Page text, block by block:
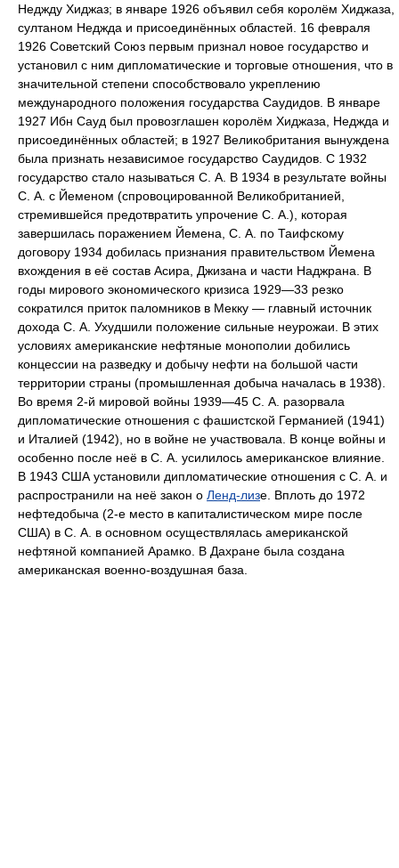
Неджду Хиджаз; в январе 1926 объявил себя королём Хиджаза,
султаном Неджда и присоединённых областей. 16 февраля
1926 Советский Союз первым признал новое государство и
установил с ним дипломатические и торговые отношения, что в
значительной степени способствовало укреплению
международного положения государства Саудидов. В январе
1927 Ибн Сауд был провозглашен королём Хиджаза, Неджда и
присоединённых областей; в 1927 Великобритания вынуждена
была признать независимое государство Саудидов. С 1932
государство стало называться С. А. В 1934 в результате войны
С. А. с Йеменом (спровоцированной Великобританией,
стремившейся предотвратить упрочение С. А.), которая
завершилась поражением Йемена, С. А. по Таифскому
договору 1934 добилась признания правительством Йемена
вхождения в её состав Асира, Джизана и части Наджрана. В
годы мирового экономического кризиса 1929—33 резко
сократился приток паломников в Мекку — главный источник
дохода С. А. Ухудшили положение сильные неурожаи. В этих
условиях американские нефтяные монополии добились
концессии на разведку и добычу нефти на большой части
территории страны (промышленная добыча началась в 1938).
Во время 2-й мировой войны 1939—45 С. А. разорвала
дипломатические отношения с фашистской Германией (1941)
и Италией (1942), но в войне не участвовала. В конце войны и
особенно после неё в С. А. усилилось американское влияние.
В 1943 США установили дипломатические отношения с С. А. и
распространили на неё закон о Ленд-лизе. Вплоть до 1972
нефтедобыча (2-е место в капиталистическом мире после
США) в С. А. в основном осуществлялась американской
нефтяной компанией Арамко. В Дахране была создана
американская военно-воздушная база.